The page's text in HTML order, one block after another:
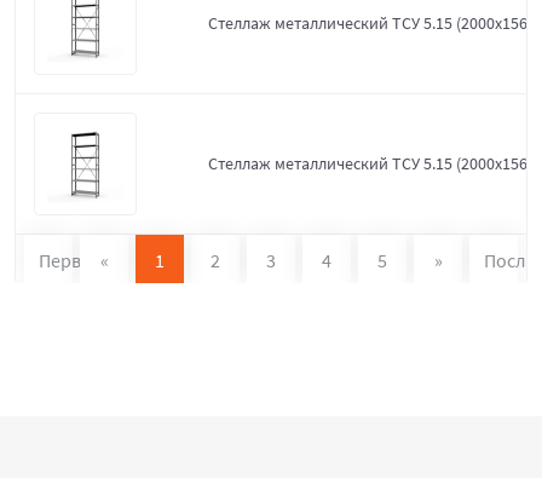
Стеллаж металлический ТСУ 5.15
Стеллаж металлический ТСУ 5.15
Первая « 1 2 3 4 5 »